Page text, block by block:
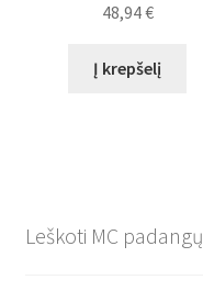
48,94€
Į krepšelį
Leškoti MC padangų